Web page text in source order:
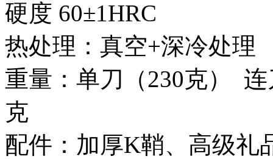
硬度
热处理：真空+深冷处理
重量：单刀（230克） 连
克
配件：加厚K鞘、高级礼